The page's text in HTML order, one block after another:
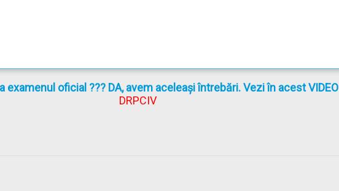
când aceștia traversează strada;
oficial ??? DA, avem aceleași întrebări. Vezi în acest VIDEO
DRPCIV